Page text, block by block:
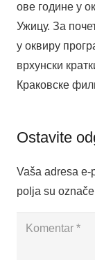
ове године у
Ужицу. За
у оквиру
врхунски
Краковске
Ostavite
Vaša adresa
polja su